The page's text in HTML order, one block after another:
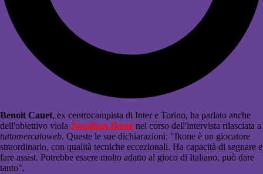
Benoit Cauet, ex centrocampista di Inter e Torino, ha parlato anche
dell'obiettivo viola Jonathan Ikoné nel corso dell'intervista rilasciata a
tuttomercatoweb. Queste le sue dichiarazioni: "Ikone è un giocatore
straordinario, con qualità tecniche eccezionali. Ha capacità di segnare e
fare assist. Potrebbe essere molto adatto al gioco di Italiano, può dare
tanto".